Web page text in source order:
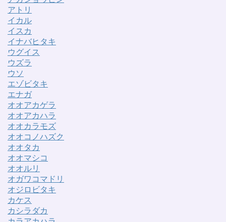
アトリ
イカル
イスカ
イナバヒタキ
ウグイス
ウズラ
ウソ
エゾビタキ
エナガ
オオアカゲラ
オオアカハラ
オオカラモズ
オオコノハズク
オオタカ
オオマシコ
オオルリ
オガワコマドリ
オジロビタキ
カケス
カシラダカ